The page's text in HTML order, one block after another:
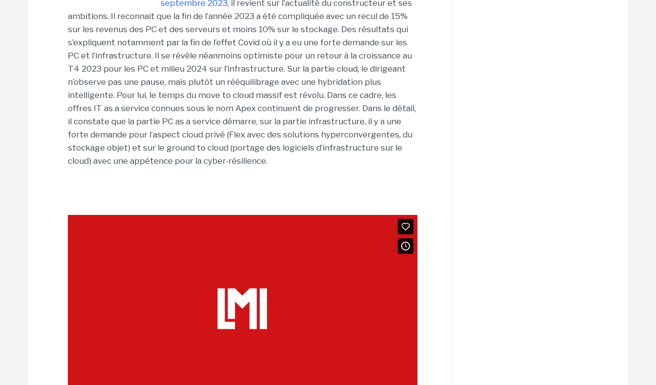
septembre 2023, il revient sur l’actualité du constructeur et ses
ambitions. Il reconnait que la fin de l’année 2023 a été compliquée avec un recul de 15%
sur les revenus des PC et des serveurs et moins 10% sur le stockage. Des résultats qui
s’expliquent notamment par la fin de l’effet Covid où il y a eu une forte demande sur les
PC et l’infrastructure. Il se révèle néanmoins optimiste pour un retour à la croissance au
T4 2023 pour les PC et milieu 2024 sur l’infrastructure. Sur la partie cloud, le dirigeant
n’observe pas une pause, mais plutôt un rééquilibrage avec une hybridation plus
intelligente. Pour lui, le temps du move to cloud massif est révolu. Dans ce cadre, les
offres IT as a service connues sous le nom Apex continuent de progresser. Dans le détail,
il constate que la partie PC as a service démarre, sur la partie infrastructure, il y a une
forte demande pour l’aspect cloud privé (Flex avec des solutions hyperconvergentes, du
stockage objet) et sur le ground to cloud (portage des logiciels d’infrastructure sur le
cloud) avec une appétence pour la cyber-résilience.